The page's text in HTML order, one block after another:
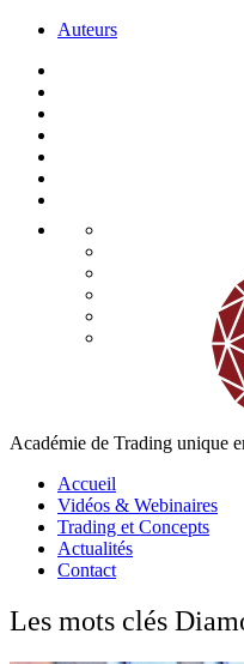
Auteurs
Académie de Trading unique
Accueil
Vidéos & Webinaires
Trading et Concepts
Actualités
Contact
Les mots clés